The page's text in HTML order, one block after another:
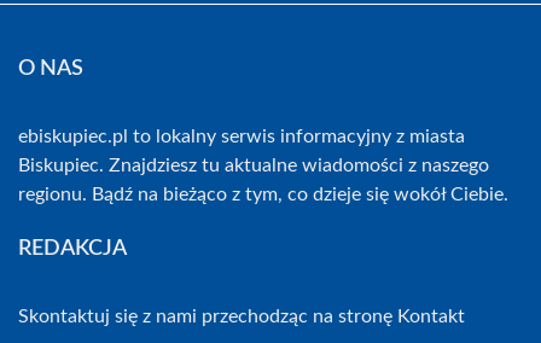
O NAS
ebiskupiec.pl to lokalny serwis informacyjny z miasta
Biskupiec. Znajdziesz tu aktualne wiadomości z naszego
regionu. Bądź na bieżąco z tym, co dzieje się wokół Ciebie.
REDAKCJA
Skontaktuj się z nami przechodząc na stronę Kontakt